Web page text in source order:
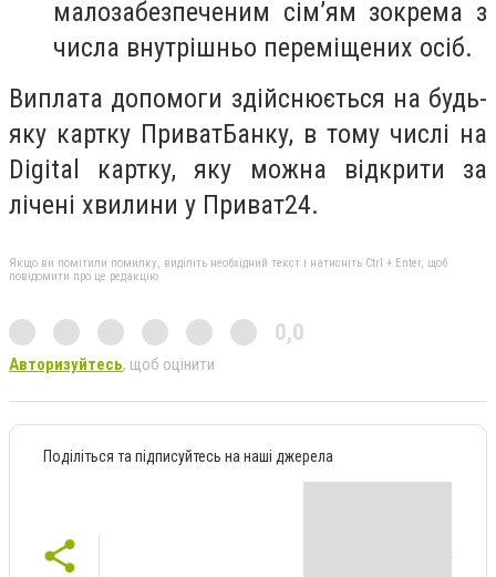
малозабезпеченим сім’ям зокрема з
числа внутрішньо переміщених осіб.
Виплата допомоги здійснюється на будь-
яку картку ПриватБанку, в тому числі на
Digital картку, яку можна відкрити за
лічені хвилини у Приват24.
Якщо ви помітили помилку, виділіть необхідний текст і натисніть Ctrl + Enter, щоб
повідомити про це редакцію
0,0
Авторизуйтесь, щоб оцінити
Поділіться та підписуйтесь на наші джерела